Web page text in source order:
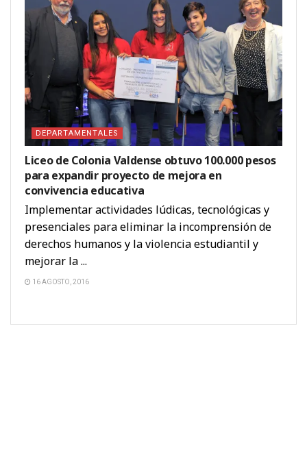
DEPARTAMENTALES
Liceo de Colonia Valdense obtuvo 100.000 pesos
para expandir proyecto de mejora en
convivencia educativa
Implementar actividades lúdicas, tecnológicas y
presenciales para eliminar la incomprensión de
derechos humanos y la violencia estudiantil y
mejorar la ...
16 AGOSTO, 2016